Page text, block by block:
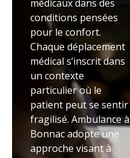
médicaux dans des
conditions pensées
pour le confort.
Chaque déplacement
médical s’inscrit dans
un contexte
particulier où le
patient peut se sentir
fragilisé. Ambulance à
Bonnac adopte une
approche visant à